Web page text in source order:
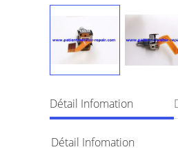
Détail Infomation
Détail Infomation